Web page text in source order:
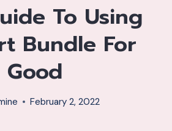
To Using
Bundle For
Good
February 2, 2022